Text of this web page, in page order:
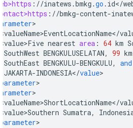
web>https : //inatews .bmkg .go . id</
contact>https : //bmkg-content-
parameter
<valueName>EventLocationName</
<value>Five nearest area : 64 km
SouthWest BENGKULUSELATAN, 99 km
SouthEast BENGKULU-BENGKULU, and
JAKARTA-INDONESIA</value
parameter
parameter
<valueName>ShortLocationName</
<value>Southern Sumatra,
parameter